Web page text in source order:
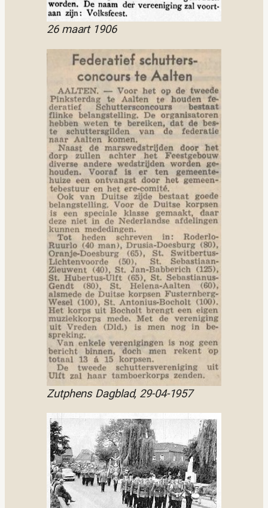
26 maart 1906
Zutphens Dagblad, 29-04-1957